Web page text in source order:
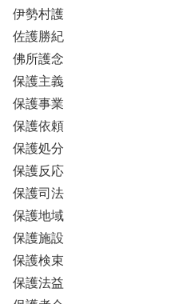
伊勢村護
佐護勝紀
佛所護念
保護主義
保護事業
保護依頼
保護処分
保護反応
保護司法
保護地域
保護施設
保護検束
保護法益